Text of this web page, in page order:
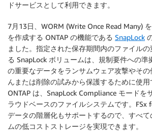
ドサービスとして利用できます。
7月13日、WORM (Write Once Read Many)
を作成する ONTAP の機能である SnapLock
ました。指定された保存期間内のファイル
る SnapLock ボリュームは、規制要件への準
の重要なデータをランサムウェア攻撃やそ
んまたは削除の試みから保護するために使
ONTAP は、SnapLock Compliance モードを
ラウドベースのファイルシステムです。FSx
データの階層化もサポートするので、すべて
ムの低コストストレージを実現できます。